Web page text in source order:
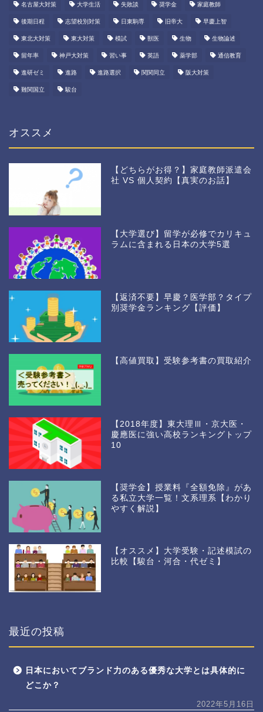
名古屋大対策 大学生活 失敗談 奨学金 家庭教師
後期日程 志望校別対策 日東駒専 旧帝大 早慶上智
東北大対策 東大対策 模試 獣医 生物 生物論述
留年率 神戸大対策 習い事 英語 薬学部 通信教育
進研ゼミ 進路 進路選択 関関同立 阪大対策
難関国立 駿台
オススメ
【どちらがお得？】家庭教師派遣会
社 VS 個人契約【真実のお話】
【大学選び】留学が必修でカリキュ
ラムに含まれる日本の大学5選
【返済不要】早慶？医学部？タイプ
別奨学金ランキング【評価】
【高値買取】受験参考書の買取紹介
【2018年度】東大理Ⅲ・京大医・
慶應医に強い高校ランキングトップ
10
【奨学金】授業料『全額免除』があ
る私立大学一覧！文系理系【わかり
やすく解説】
【オススメ】大学受験・記述模試の
比較【駿台・河合・代ゼミ】
最近の投稿
日本においてブランド力のある優秀な大学とは具体的に
どこか？
2022年5月16日